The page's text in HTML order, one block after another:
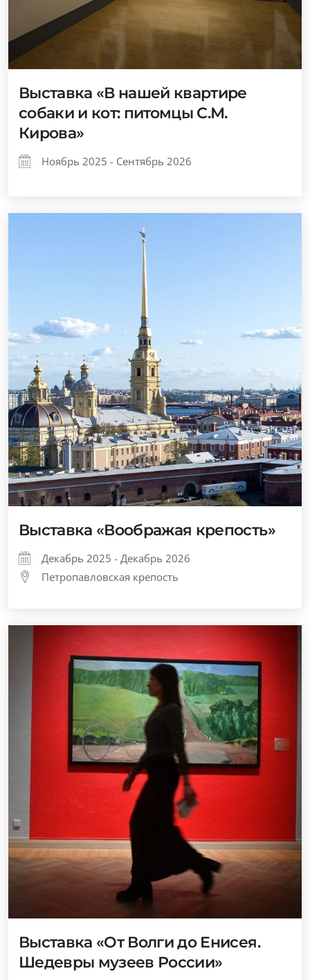
Выставка «В нашей квартире
собаки и кот: питомцы С.М.
Кирова»
Ноябрь 2025 - Сентябрь 2026
Выставка «Воображая крепость»
Декабрь 2025 - Декабрь 2026
Петропавловская крепость
Выставка «От Волги до Енисея.
Шедевры музеев России»